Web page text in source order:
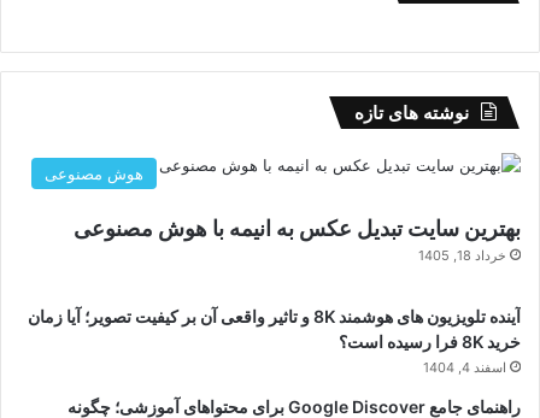
نوشته های تازه
هوش مصنوعی
بهترین سایت تبدیل عکس به انیمه با هوش مصنوعی
خرداد 18, 1405
آینده تلویزیون های هوشمند 8K و تاثیر واقعی آن بر کیفیت تصویر؛ آیا زمان
خرید 8K فرا رسیده است؟
اسفند 4, 1404
راهنمای جامع Google Discover برای محتواهای آموزشی؛ چگونه